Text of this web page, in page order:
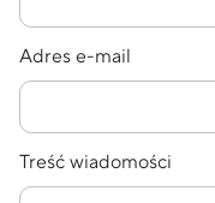
Adres e-mail
Treść wiadomości